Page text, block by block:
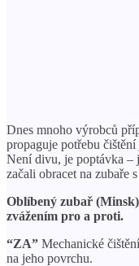
Dnes mnoho výrobců
propaguje potřebu
Není divu, je poptávka –
začali obracet na zubaře
Oblíbený zubař
zvážením pro a proti.
“ZA” Mechanické
na jeho povrchu.